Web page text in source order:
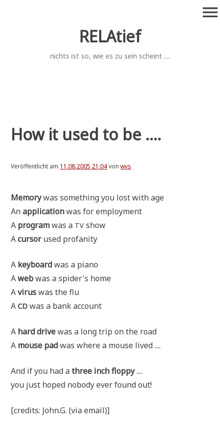
RELAtief
nichts ist so, wie es zu sein scheint ....
menu
How it used to be ....
Veröffentlicht am 11.08.2005 21:04vonwvs
Memo­rywas some­thing you lost with age
Anappli­ca­ti­onwas for employment
A pro­gramwas a TV show
Acur­sorused profanity
A key­boardwas a piano
Awebwas a spider's home
Aviruswas the flu
ACD was a bank account
A hard dri­vewas a long trip on the road
A mou­se padwas whe­re a mou­se lived ....
And if you had athree inch flop­py....
you just hoped nobo­dy ever found out!
[cre­dits: John.G. (via email)]